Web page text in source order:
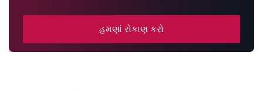
હમણાં રોકાણ કરો